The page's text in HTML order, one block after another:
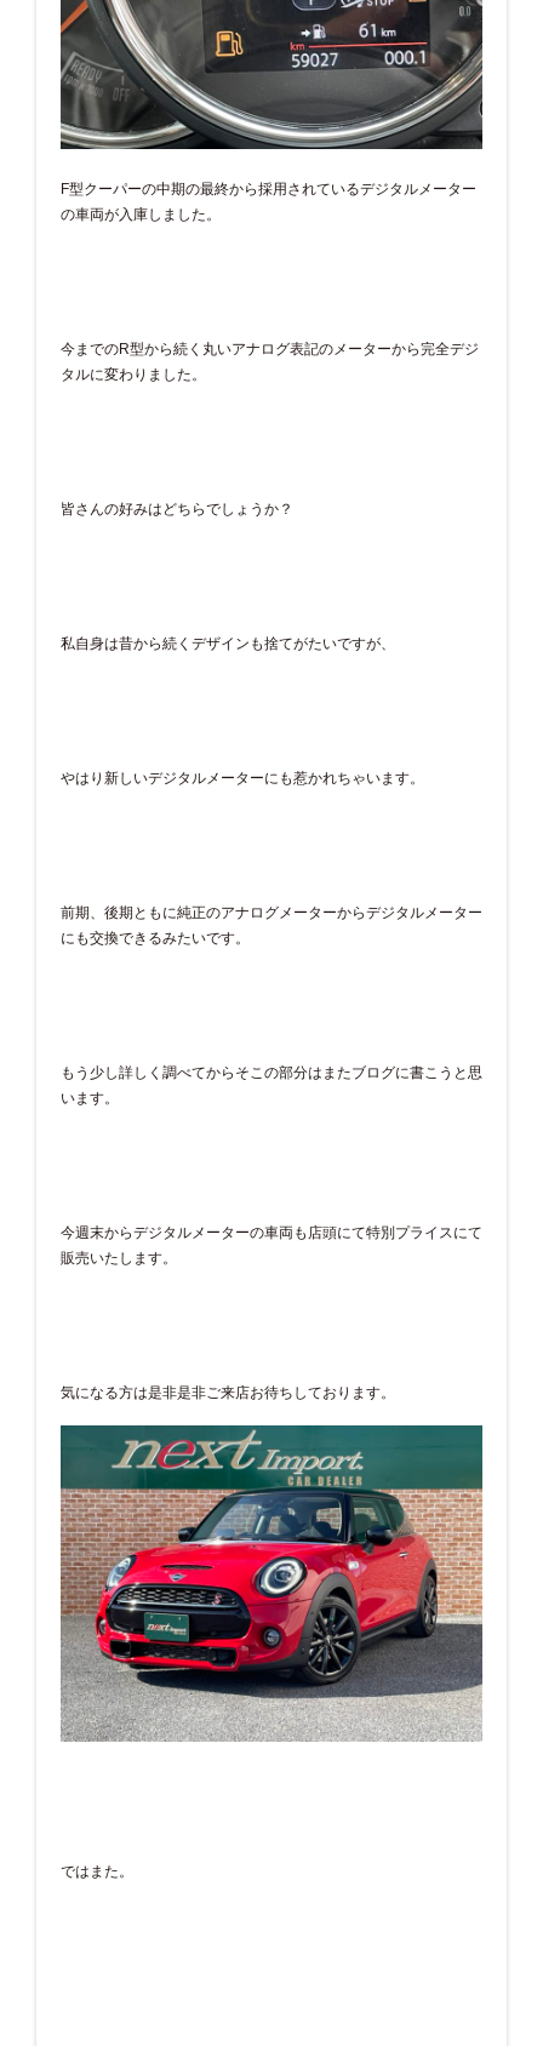
F型クーパーの中期の最終から採用されているデジタルメーター
の車両が入庫しました。
今までのR型から続く丸いアナログ表記のメーターから完全デジ
タルに変わりました。
皆さんの好みはどちらでしょうか？
私自身は昔から続くデザインも捨てがたいですが、
やはり新しいデジタルメーターにも惹かれちゃいます。
前期、後期ともに純正のアナログメーターからデジタルメーター
にも交換できるみたいです。
もう少し詳しく調べてからそこの部分はまたブログに書こうと思
います。
今週末からデジタルメーターの車両も店頭にて特別プライスにて
販売いたします。
気になる方は是非是非ご来店お待ちしております。
ではまた。